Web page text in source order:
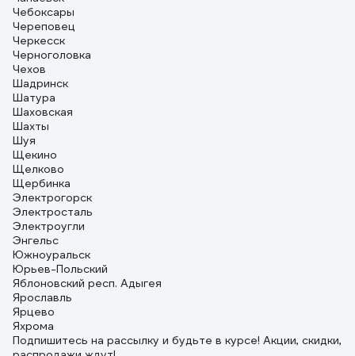
Чебоксары
Череповец
Черкесск
Черноголовка
Чехов
Шадринск
Шатура
Шаховская
Шахты
Шуя
Щекино
Щелково
Щербинка
Электрогорск
Электросталь
Электроугли
Энгельс
Южноуральск
Юрьев-Польский
Яблоновский респ. Адыгея
Ярославль
Ярцево
Яхрома
Подпишитесь на рассылку и будьте в курсе! Акции, скидки,